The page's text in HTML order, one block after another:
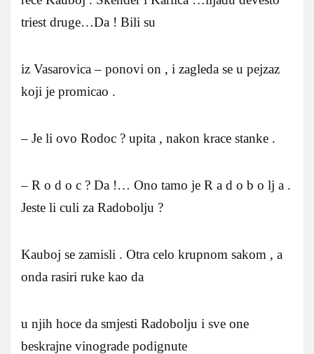
triest druge…Da ! Bili su
iz Vasarovica – ponovi on , i zagleda se u pejzaz
koji je promicao .
– Je li ovo Rodoc ? upita , nakon krace stanke .
– R o d o c ? Da !… Ono tamo je R a d o b o lj a .
Jeste li culi za Radobolju ?
Kauboj se zamisli . Otra celo krupnom sakom , a
onda rasiri ruke kao da
u njih hoce da smjesti Radobolju i sve one
beskrajne vinograde podignute